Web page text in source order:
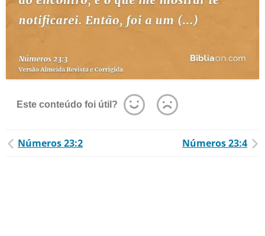
Este conteúdo foi útil?
Números 23:2 Números 23:4